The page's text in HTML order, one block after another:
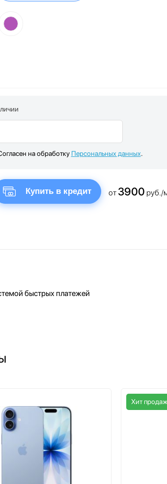
на обработку Персональных данных.
Купить в кредит от 3900 руб./
быстрых платежей
Хит продаж